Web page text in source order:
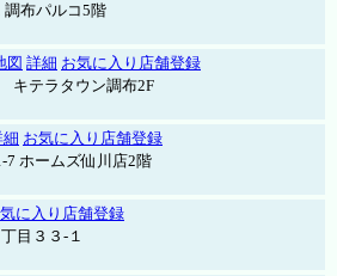
調布パルコ5階
図 詳細 お気に入り店舗登録
キテラタウン調布2F
細 お気に入り店舗登録
7 ホームズ仙川店2階
に入り店舗登録
目３３-１